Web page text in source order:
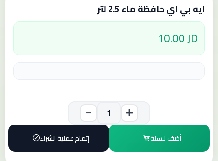
ايه بي اي حافظة ماء 2.5 لتر
10.00 JD
أضف للسلة إتمام عملية الشراء